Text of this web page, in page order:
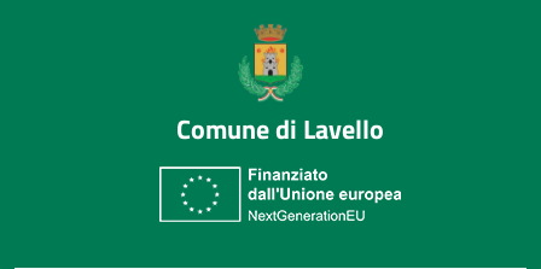
Comune di Lavello